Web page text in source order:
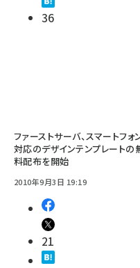
36
ファーストサーバ、スマートフォ
対応のデザインテンプレートの
料配布を開始
2010年9月3日 19:19
21